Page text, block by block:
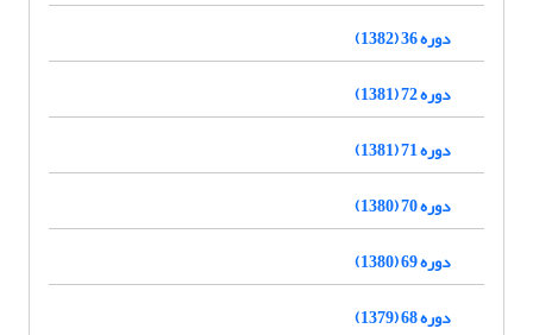
دوره 36 (1382)
دوره 72 (1381)
دوره 71 (1381)
دوره 70 (1380)
دوره 69 (1380)
دوره 68 (1379)